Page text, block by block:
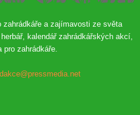
zahrádkáře a zajímavosti ze světa
kalendář zahrádkářských akcí,
pro zahrádkáře.